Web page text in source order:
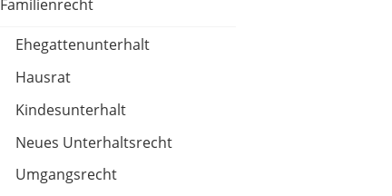
Familienrecht
Ehegattenunterhalt
Hausrat
Kindesunterhalt
Neues Unterhaltsrecht
Umgangsrecht